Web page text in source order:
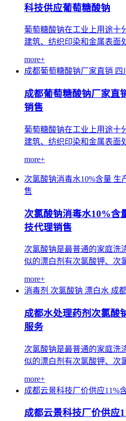
科技供应葡萄糖酸钠
葡萄糖酸钠在工业上用途十
建筑、纺织印染和金属表面
more+
成都葡萄糖酸钠厂家直销 四
成都葡萄糖酸钠厂家直
销售
葡萄糖酸钠在工业上用途十
建筑、纺织印染和金属表面
more+
次氯酸钠消毒水10%含量 生
售
次氯酸钠消毒水10%含
技代理销售
次氯酸钠是最普通的家庭洗
似的漂白剂有次氯酸钾、次
more+
消毒剂 次氯酸钠 漂白水 成
成都水处理药剂次氯酸
服务
次氯酸钠是最普通的家庭洗
似的漂白剂有次氯酸钾、次
more+
成都云景科技厂价供应11%
成都云景科技厂价供应